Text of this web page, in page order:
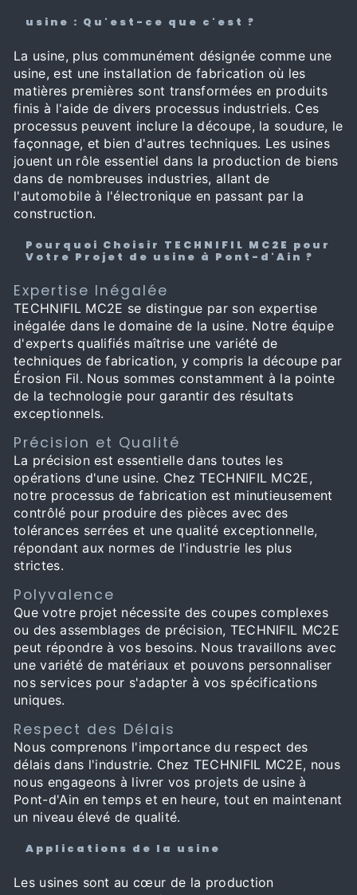
usine : Qu'est-ce que c'est ?
La usine, plus communément désignée comme une
usine, est une installation de fabrication où les
matières premières sont transformées en produits
finis à l'aide de divers processus industriels. Ces
processus peuvent inclure la découpe, la soudure, le
façonnage, et bien d'autres techniques. Les usines
jouent un rôle essentiel dans la production de biens
dans de nombreuses industries, allant de
l'automobile à l'électronique en passant par la
construction.
Pourquoi Choisir TECHNIFIL MC2E pour
Votre Projet de usine à Pont-d'Ain ?
Expertise Inégalée
TECHNIFIL MC2E se distingue par son expertise
inégalée dans le domaine de la usine. Notre équipe
d'experts qualifiés maîtrise une variété de
techniques de fabrication, y compris la découpe par
Érosion Fil. Nous sommes constamment à la pointe
de la technologie pour garantir des résultats
exceptionnels.
Précision et Qualité
La précision est essentielle dans toutes les
opérations d'une usine. Chez TECHNIFIL MC2E,
notre processus de fabrication est minutieusement
contrôlé pour produire des pièces avec des
tolérances serrées et une qualité exceptionnelle,
répondant aux normes de l'industrie les plus
strictes.
Polyvalence
Que votre projet nécessite des coupes complexes
ou des assemblages de précision, TECHNIFIL MC2E
peut répondre à vos besoins. Nous travaillons avec
une variété de matériaux et pouvons personnaliser
nos services pour s'adapter à vos spécifications
uniques.
Respect des Délais
Nous comprenons l'importance du respect des
délais dans l'industrie. Chez TECHNIFIL MC2E, nous
nous engageons à livrer vos projets de usine à
Pont-d'Ain en temps et en heure, tout en maintenant
un niveau élevé de qualité.
Applications de la usine
Les usines sont au cœur de la production